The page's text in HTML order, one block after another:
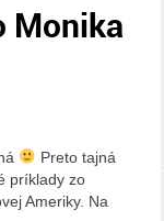
Monika
Preto tajná
príklady zo
Ameriky. Na